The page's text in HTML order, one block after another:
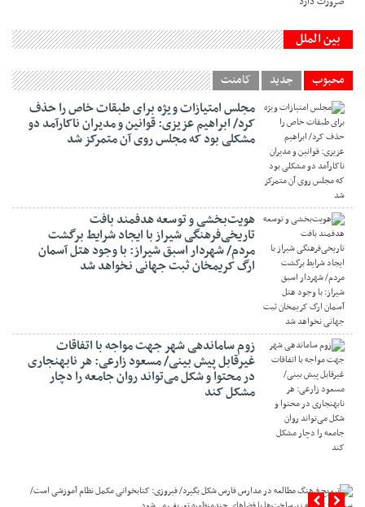
بین الملل
محبوب جدید کامنت
مجلس امتیازات ویژه برای طبقات خاص را حذف
کرد/ ابراهیم عزیزی: قوانین و مدیران ناکارآمد دو
مشکلی بود که مجلس روی آن متمرکز شد
هویت‌بخشی و توسعه هدفمند بافت
تاریخی‌فرهنگی شیراز با ایجاد شرایط برگشت
مردم/ شهردار اسبق شیراز: با وجود هتل آسمان
ارگ کریمخان ثبت جهانی نخواهد شد
زوم ساماندهی شهر جهت مواجه با اتفاقات
غیرقابل پیش بینی/ مسعود زارعی: هر نابهنجاری
در محتوا و شکل می‌تواند روان جامعه را دچار
مشکل کند